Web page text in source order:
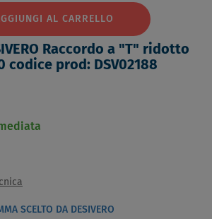
AL CARRELLO
Raccordo a "T" ridotto
codice prod: DSV02188
SCELTO DA DESIVERO